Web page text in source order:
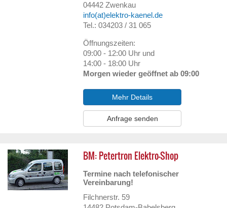
04442 Zwenkau
info(at)elektro-kaenel.de
Tel.: 034203 / 31 065
Öffnungszeiten:
09:00 - 12:00 Uhr und
14:00 - 18:00 Uhr
Morgen wieder geöffnet ab 09:00
Mehr Details
Anfrage senden
BM: Petertron Elektro-Shop
Termine nach telefonischer
Vereinbarung!
Filchnerstr. 59